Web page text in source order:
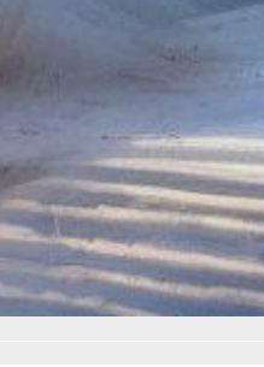
радиационный фон и пробки
Читайте нас в соцсетях:
Одноклассники,
Телеграм
Как вам материал?
Огонь!
Супер
Удивило
1
Грустно
Злость
Разочарование